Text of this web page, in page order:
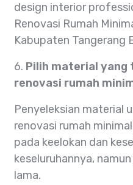
design interior
Renovasi Rumah
Kabupaten Tangerang
6. Pilih material yang
renovasi rumah
Penyeleksian material
renovasi rumah
pada keelokan dan
keseluruhannya,
lama.